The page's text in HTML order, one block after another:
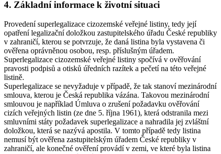
4. Základní informace k životní situaci
Provedení superlegalizace cizozemské veřejné listiny, tedy její
opatření legalizační doložkou zastupitelského úřadu České republiky
v zahraničí, kterou se potvrzuje, že daná listina byla vystavena či
ověřena oprávněnou osobou, resp. příslušným úřadem.
Superlegalizace cizozemské veřejné listiny spočívá v ověřování
pravosti podpisů a otisků úředních razítek a pečetí na této veřejné
listině.
Superlegalizace se nevyžaduje v případě, že tak stanoví mezinárodní
smlouva, kterou je Česká republika vázána. Takovou mezinárodní
smlouvou je například Úmluva o zrušení požadavku ověřování
cizích veřejných listin (ze dne 5. října 1961), která odstranila mezi
smluvními státy požadavek superlegalizace a nahradila jej zvláštní
doložkou, která se nazývá apostila. V tomto případě tedy listina
nemusí být ověřena zastupitelským úřadem České republiky v
zahraničí, ale konečné ověření provádí v zemi, ve které byla listina